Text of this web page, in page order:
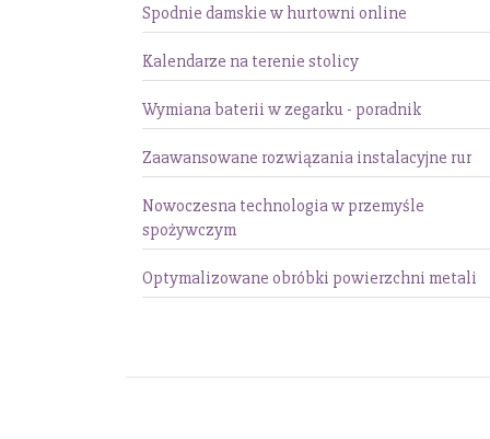
Spodnie damskie w hurtowni online
Kalendarze na terenie stolicy
Wymiana baterii w zegarku - poradnik
Zaawansowane rozwiązania instalacyjne rur
Nowoczesna technologia w przemyśle
spożywczym
Optymalizowane obróbki powierzchni metali